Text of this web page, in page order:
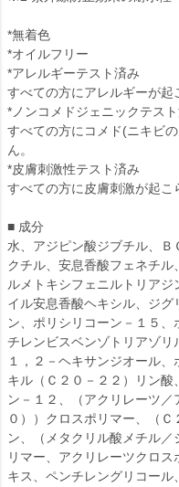
*無着色
*オイルフリー
*アレルギーテスト済み
すべての方にアレルギーが起
*ノンコメドジェニックテス
すべての方にコメド(ニキビ
ん。
*皮膚刺激性テスト済み
すべての方に皮膚刺激が起こ
■ 成分
水、アジピン酸ジブチル、
クチル、安息香酸フェネチ
ルメトキシフェニルトリア
イル安息香酸ヘキシル、ジ
ン、ポリシリコーン－１５
チレンビスベンゾトリアゾリ
１，２－ヘキサンジオール
キル（Ｃ２０－２２）リン
ン－１２、（アクリレーツ
０））クロスポリマー、（
ン、（メタクリル酸メチル
リマー、アクリレーツクロ
キス、ペンチレングリコール